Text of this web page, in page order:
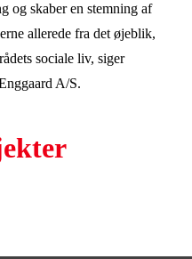
og skaber en stemning af
allerede fra det øjeblik,
sociale liv, siger
A/S.